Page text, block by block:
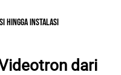
HINGGA INSTALASI
dari